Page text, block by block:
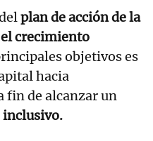
plan de acción de la
crecimiento
objetivos es
hacia
fin de alcanzar un
inclusivo.